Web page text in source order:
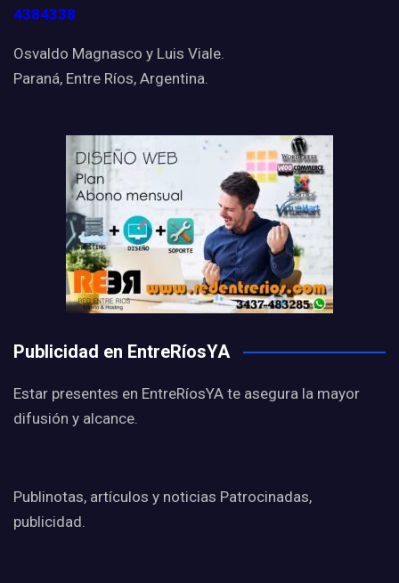
4384338
Osvaldo Magnasco y Luis Viale.
Paraná, Entre Ríos, Argentina.
Publicidad en EntreRíosYA
Estar presentes en EntreRíosYA te asegura la mayor
difusión y alcance.
Publinotas, artículos y noticias Patrocinadas,
publicidad.